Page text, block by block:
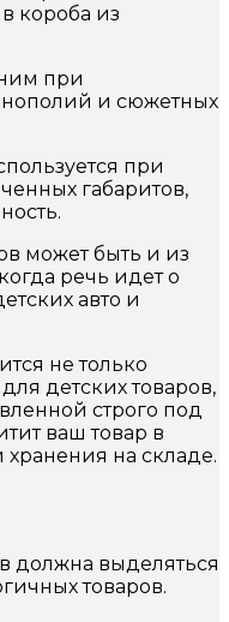
короба из
при
и сюжетных
при
габаритов,
может быть и из
речь идет о
авто и
не только
детских товаров,
строго под
ваш товар в
на складе.
должна выделяться
товаров.